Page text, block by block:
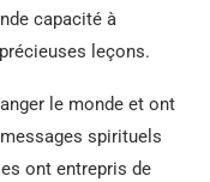
capacité à
leçons.
le monde et ont
spirituels
ont entrepris de